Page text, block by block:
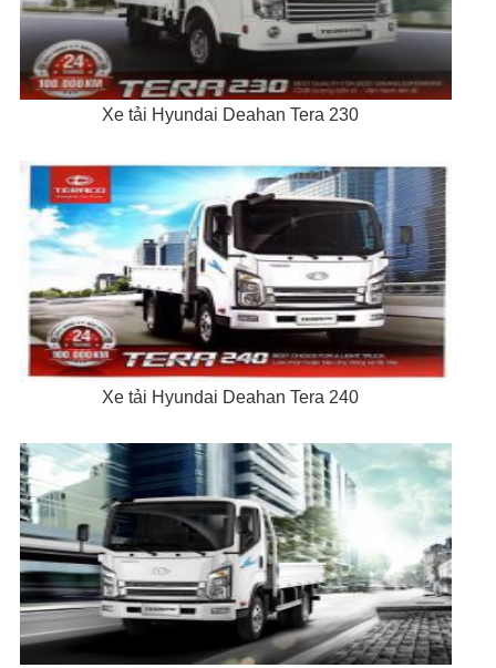
Xe tải Hyundai Deahan Tera 230
Xe tải Hyundai Deahan Tera 240